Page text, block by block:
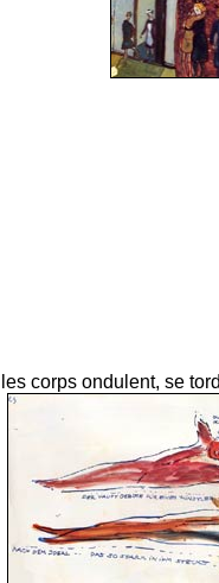
les corps ondulent, se